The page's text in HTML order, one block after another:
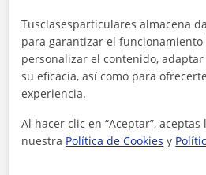
Tarifa
1ª clase gratis
Tusclasesparticulares almacena
para garantizar el funcionamiento
personalizar el contenido,
su eficacia, así como para
experiencia.
Al hacer clic en “Aceptar”,
nuestra Política de Cookies y